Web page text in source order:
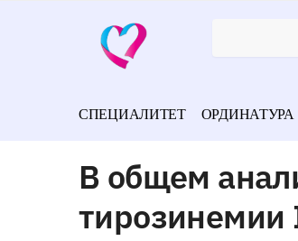
СПЕЦИАЛИТЕТ ОРДИНАТУРА
В общем
тирозинемии